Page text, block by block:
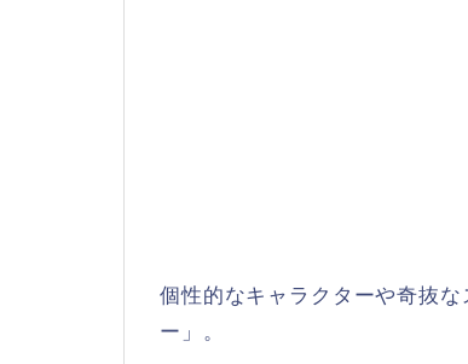
個性的なキャラクターや奇抜
ー」。